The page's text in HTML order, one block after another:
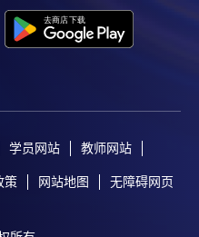
学员网站 教师网站
策 网站地图 无障碍网页